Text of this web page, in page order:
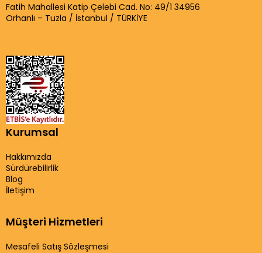
Fatih Mahallesi Katip Çelebi Cad. No: 49/1 34956
Orhanlı – Tuzla / İstanbul / TÜRKİYE
Kurumsal
Hakkımızda
Sürdürebilirlik
Blog
İletişim
Müşteri Hizmetleri
Mesafeli Satış Sözleşmesi